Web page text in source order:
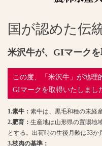
国が認めた伝
米沢牛が、GIマーク
この度、「米沢牛」が地理
GIマークを取得いたしまし
1.素牛： 素牛は、黒毛和種の未経
2.肥育： 生産地は山形県の置賜地
とする。出荷時の生後月齢は33か
3.枝肉の基準：